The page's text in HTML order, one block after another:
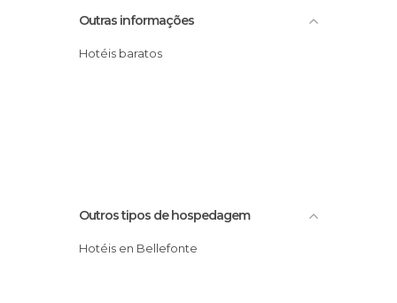
Outras informações
Hotéis baratos
Outros tipos de hospedagem
Hotéis en Bellefonte